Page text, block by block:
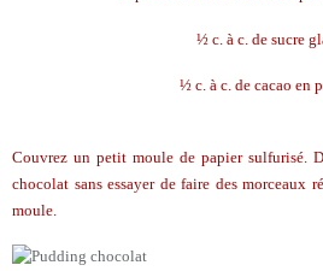
½ c. à c. de sucre
½ c. à c. de cacao en
Couvrez un petit moule de papier sulfurisé.
chocolat sans essayer de faire des morceaux
moule.